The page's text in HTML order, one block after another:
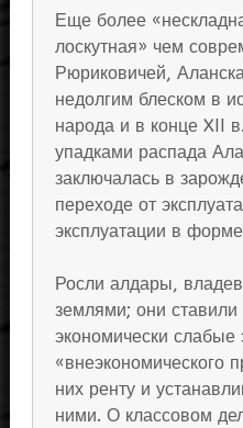
Еще более
лоскутная» чем
Рюриковичей,
недолгим блеском в
народа и в конце XII
упадками распада
заключалась в
переходе от
эксплуатации в
Росли алдары,
землями; они ставили
экономически
«внеэкономического
них ренту и
ними. О классовом